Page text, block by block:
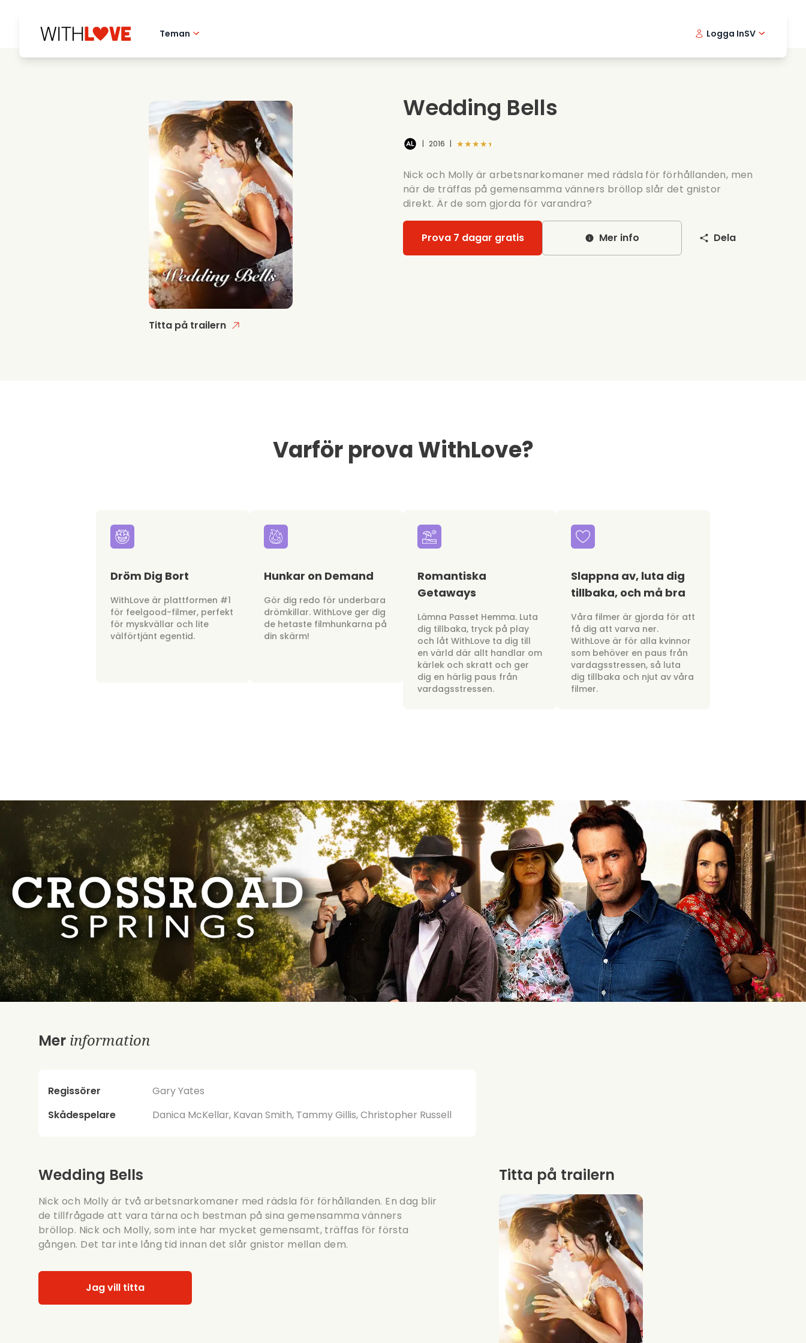
Teman
Mysterier
Sommarfilm
Datingfilmer
Romantiska serier
Logga InSV
Titta på trailern
Wedding Bells
| 2016 | ★★★★★
Nick och Molly är arbetsnarkomaner med rädsla för förhållanden, men
när de träffas på gemensamma vänners bröllop slår det gnistor
direkt. Är de som gjorda för varandra?
Prova 7 dagar gratis Mer info Dela
Varför prova WithLove?
Dröm Dig Bort
WithLove är plattformen #1
för feelgood-filmer, perfekt
för myskvällar och lite
välförtjänt egentid.
Hunkar on Demand
Gör dig redo för underbara
drömkillar. WithLove ger dig
de hetaste filmhunkarna på
din skärm!
Romantiska
Getaways
Lämna Passet Hemma. Luta
dig tillbaka, tryck på play
och låt WithLove ta dig till
en värld där allt handlar om
kärlek och skratt och ger
dig en härlig paus från
vardagsstressen.
Slappna av, luta dig
tillbaka, och må bra
Våra filmer är gjorda för att
få dig att varva ner.
WithLove är för alla kvinnor
som behöver en paus från
vardagsstressen, så luta
dig tillbaka och njut av våra
filmer.
Mer information
Regissörer
Gary Yates
Skådespelare
Danica McKellar, Kavan Smith, Tammy Gillis, Christopher Russell
Wedding Bells
Nick och Molly är två arbetsnarkomaner med rädsla för förhållanden. En dag blir
de tillfrågade att vara tärna och bestman på sina gemensamma vänners
bröllop. Nick och Molly, som inte har mycket gemensamt, träffas för första
gången. Det tar inte lång tid innan det slår gnistor mellan dem.
Jag vill titta
Titta på trailern